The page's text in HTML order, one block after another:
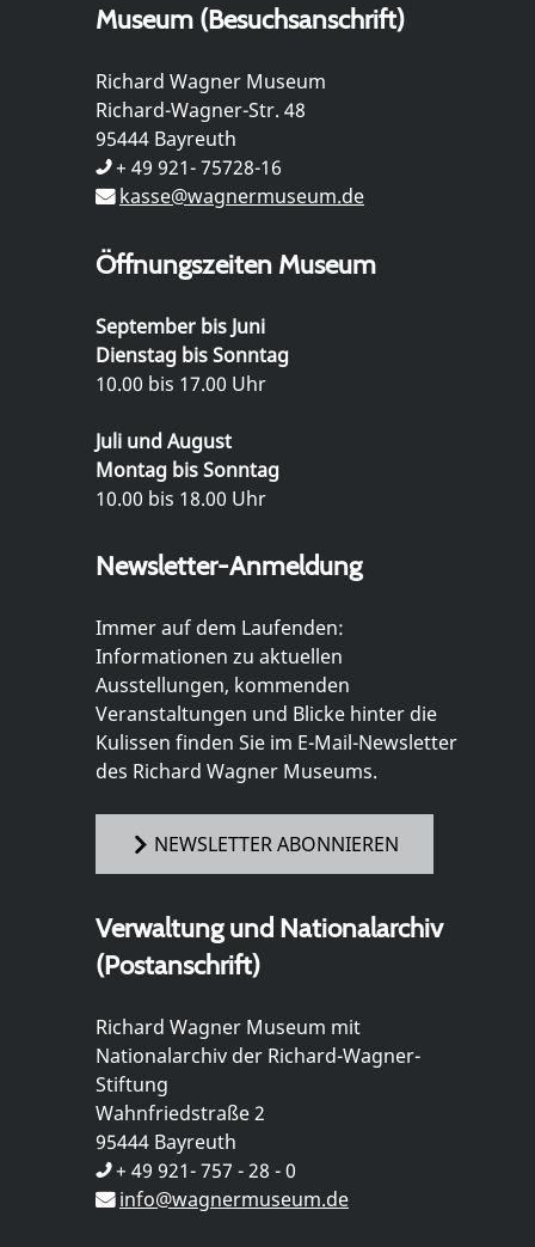
Museum (Besuchsanschrift)
Richard Wagner Museum
Richard-Wagner-Str. 48
95444 Bayreuth
+ 49 921- 75728-16
kasse@wagnermuseum.de
Öffnungszeiten Museum
September bis Juni
Dienstag bis Sonntag
10.00 bis 17.00 Uhr
Juli und August
Montag bis Sonntag
10.00 bis 18.00 Uhr
Newsletter-Anmeldung
Immer auf dem Laufenden:
Informationen zu aktuellen
Ausstellungen, kommenden
Veranstaltungen und Blicke hinter die
Kulissen finden Sie im E-Mail-Newsletter
des Richard Wagner Museums.
NEWSLETTER ABONNIEREN
Verwaltung und Nationalarchiv
(Postanschrift)
Richard Wagner Museum mit
Nationalarchiv der Richard-Wagner-
Stiftung
Wahnfriedstraße 2
95444 Bayreuth
+ 49 921- 757 - 28 - 0
info@wagnermuseum.de